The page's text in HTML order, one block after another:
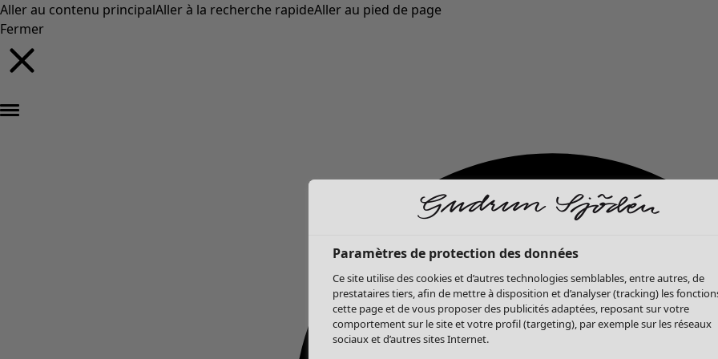
Aller au contenu principalAller à la recherche rapideAller au pied de page
Fermer
Paramètres de protection des données
Ce site utilise des cookies et d’autres technologies semblables, entre autres, de
prestataires tiers, afin de mettre à disposition et d’analyser (tracking) les
cette page et de vous proposer des publicités adaptées, reposant sur votre
comportement sur le site et votre profil (targeting), par exemple sur les réseaux
sociaux et d’autres sites Internet.